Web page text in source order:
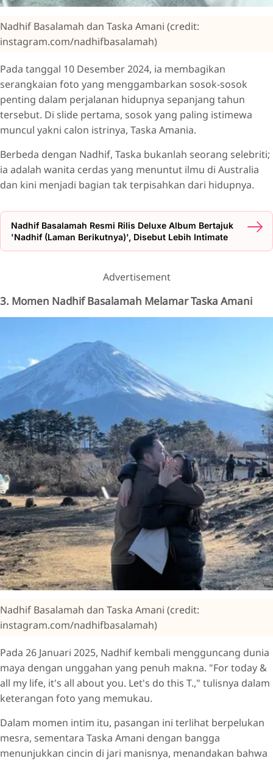
Nadhif Basalamah dan Taska Amani (credit:
instagram.com/nadhifbasalamah)
Pada tanggal 10 Desember 2024, ia membagikan
serangkaian foto yang menggambarkan sosok-sosok
penting dalam perjalanan hidupnya sepanjang tahun
tersebut. Di slide pertama, sosok yang paling istimewa
muncul yakni calon istrinya, Taska Amania.
Berbeda dengan Nadhif, Taska bukanlah seorang selebriti;
ia adalah wanita cerdas yang menuntut ilmu di Australia
dan kini menjadi bagian tak terpisahkan dari hidupnya.
Nadhif Basalamah Resmi Rilis Deluxe Album Bertajuk
'Nadhif (Laman Berikutnya)', Disebut Lebih Intimate
Advertisement
3. Momen Nadhif Basalamah Melamar Taska Amani
Nadhif Basalamah dan Taska Amani (credit:
instagram.com/nadhifbasalamah)
Pada 26 Januari 2025, Nadhif kembali mengguncang dunia
maya dengan unggahan yang penuh makna. "For today &
all my life, it's all about you. Let's do this T.," tulisnya dalam
keterangan foto yang memukau.
Dalam momen intim itu, pasangan ini terlihat berpelukan
mesra, sementara Taska Amani dengan bangga
menunjukkan cincin di jari manisnya, menandakan bahwa